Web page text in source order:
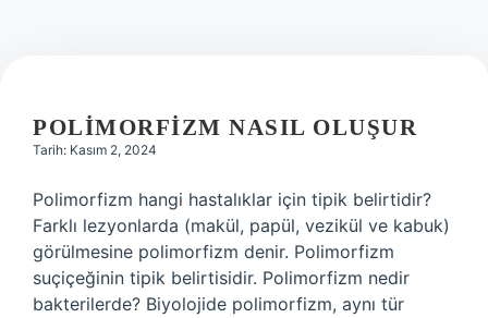
POLIMORFIZM NASIL OLUŞUR
Tarih: Kasım 2, 2024
Polimorfizm hangi hastalıklar için tipik belirtidir?
Farklı lezyonlarda (makül, papül, vezikül ve kabuk)
görülmesine polimorfizm denir. Polimorfizm
suçiçeğinin tipik belirtisidir. Polimorfizm nedir
bakterilerde? Biyolojide polimorfizm, aynı tür